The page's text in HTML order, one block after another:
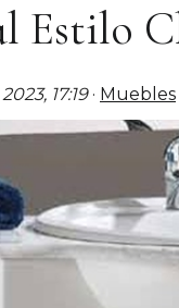
Estilo
17:19· Muebles